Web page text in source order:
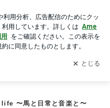
の更新通知
を受け取りまし
開く
〜馬と日常と音楽と〜